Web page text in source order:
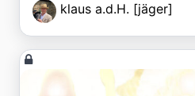
klaus a.d.H. [jäger]